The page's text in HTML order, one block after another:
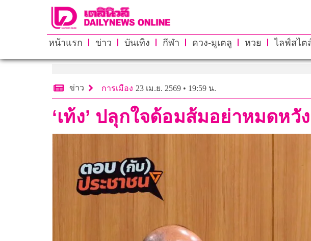
หน้าแรก ข่าว บันเทิง กีฬา ดวง-มูเตลู หวย ไลฟ์สไต
ข่าว การเมือง 23 เม.ย. 2569 • 19:59 น.
‘เท้ง’ ปลุกใจด้อมส้มอย่าหมดหวั